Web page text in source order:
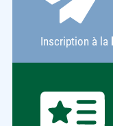
Inscription à la